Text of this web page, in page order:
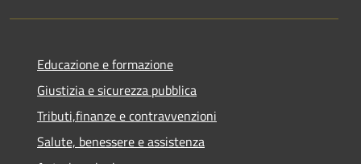
Educazione e formazione
Giustizia e sicurezza pubblica
Tributi,finanze e contravvenzioni
Salute, benessere e assistenza